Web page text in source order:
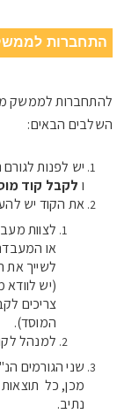
התחברות
להתחברות לממשק
השלבים הבאים:
יש לפנות
ו לקבל קוד
את הקוד יש
לצוות
או
(יש
צריכים
המוסד).
למנהל
שני הגורמים
מכן, כל
נתיב.